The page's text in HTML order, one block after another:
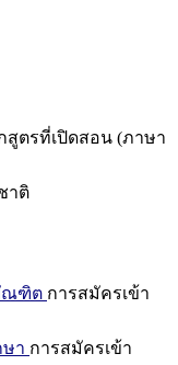
สูตรที่เปิดสอน (ภาษา
าติ
ณฑิต การสมัครเข้า
า การสมัครเข้า